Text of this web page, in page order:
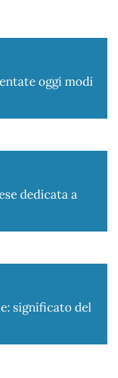
oggi modi
dedicata a
significato del